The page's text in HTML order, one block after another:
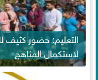
التعليم: حضور كثيف
لاستكمال المناهج